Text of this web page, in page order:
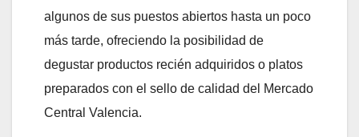
algunos de sus puestos abiertos hasta un poco
más tarde, ofreciendo la posibilidad de
degustar productos recién adquiridos o platos
preparados con el sello de calidad del Mercado
Central Valencia.